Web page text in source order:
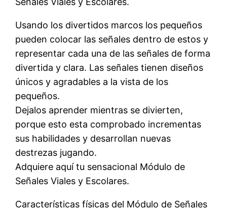
Usando los divertidos marcos los pequeños
pueden colocar las señales dentro de estos y
representar cada una de las señales de forma
divertida y clara. Las señales tienen diseños
únicos y agradables a la vista de los
pequeños.
Dejalos aprender mientras se divierten,
porque esto esta comprobado incrementas
sus habilidades y desarrollan nuevas
destrezas jugando.
Adquiere aquí tu sensacional Módulo de
Señales Viales y Escolares.
Características físicas del Módulo de Señales